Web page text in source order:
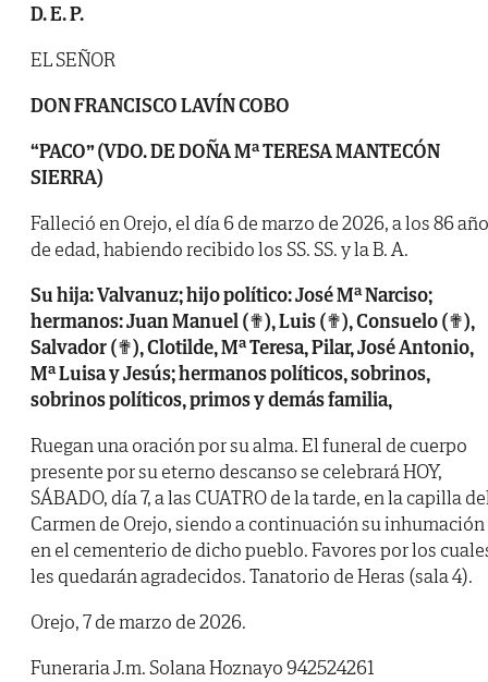
D. E. P.
EL SEÑOR
DON FRANCISCO LAVÍN COBO
“PACO” (VDO. DE DOÑA Mª TERESA MANTECÓN
SIERRA)
Falleció en Orejo, el día 6 de marzo de 2026, a los 86
de edad, habiendo recibido los SS. SS. y la B. A.
Su hija: Valvanuz; hijo político: José Mª Narciso;
hermanos: Juan Manuel (✟), Luis (✟), Consuelo (✟),
Salvador (✟), Clotilde, Mª Teresa, Pilar, José Antonio,
Mª Luisa y Jesús; hermanos políticos, sobrinos,
sobrinos políticos, primos y demás familia,
Ruegan una oración por su alma. El funeral de cuerpo
presente por su eterno descanso se celebrará HOY,
SÁBADO, día 7, a las CUATRO de la tarde, en la capilla
Carmen de Orejo, siendo a continuación su inhumación
en el cementerio de dicho pueblo. Favores por los
les quedarán agradecidos. Tanatorio de Heras (sala 4).
Orejo, 7 de marzo de 2026.
Funeraria J.m. Solana Hoznayo 942524261